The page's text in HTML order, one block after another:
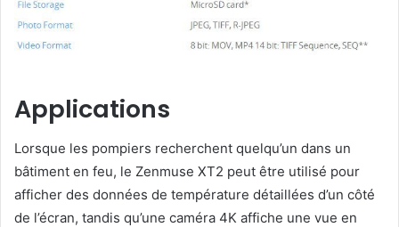
Applications
Lorsque les pompiers recherchent quelqu’un dans un
bâtiment en feu, le Zenmuse XT2 peut être utilisé pour
afficher des données de température détaillées d’un côté
de l’écran, tandis qu’une caméra 4K affiche une vue en